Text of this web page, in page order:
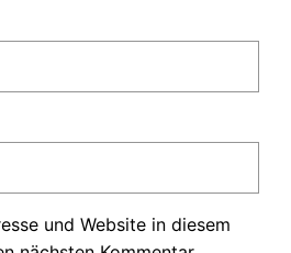
und Website in diesem